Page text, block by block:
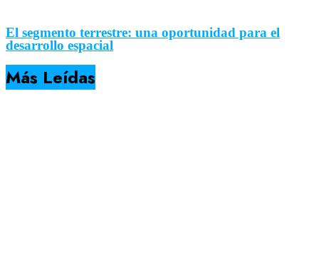
El segmento terrestre: una oportunidad para el
desarrollo espacial
Más Leídas